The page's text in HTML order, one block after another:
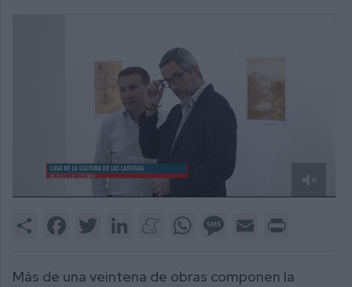
2
Share FacebookTwitter LinkedInMeneameWhatsAppMessage
Email
Más de una veintena de obras componen la